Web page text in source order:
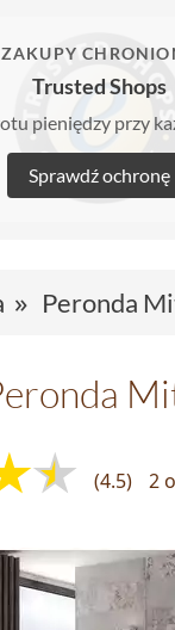
ZAKUPY
Trusted Shops
pieniędzy przy
Sprawdź ochronę
Peronda
(4.5) 2